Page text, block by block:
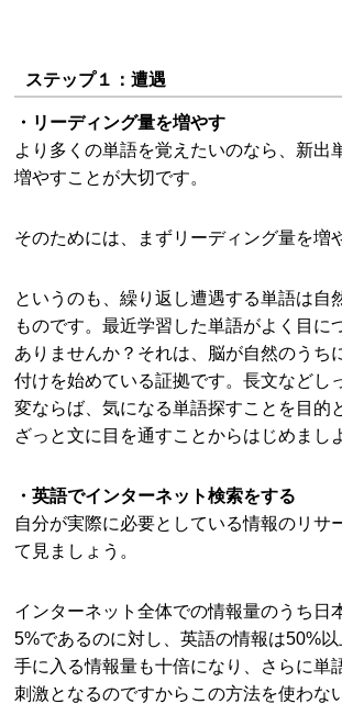
ステップ１：遭遇
・リーディング量を増やす
より多くの単語を覚えたいのなら、新出
増やすことが大切です。
そのためには、まずリーディング量を増
というのも、繰り返し遭遇する単語は自
ものです。最近学習した単語がよく目に
ありませんか？それは、脳が自然のうち
付けを始めている証拠です。長文などし
変ならば、気になる単語探すことを目的
ざっと文に目を通すことからはじめまし
・英語でインターネット検索をする
自分が実際に必要としている情報のリサ
て見ましょう。
インターネット全体での情報量のうち日
5%であるのに対し、英語の情報は50%以
手に入る情報量も十倍になり、さらに単
刺激となるのですからこの方法を使わな